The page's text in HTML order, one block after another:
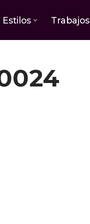
Estilos Trabajos